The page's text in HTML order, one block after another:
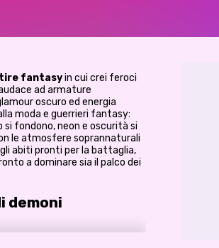
fantasyin cui crei feroci
ad armature
oscuro ed energia
moda e guerrieri fantasy:
fondono, neon e oscurità si
le atmosfere soprannaturali
abiti pronti per la battaglia,
a dominare sia il palco dei
demoni